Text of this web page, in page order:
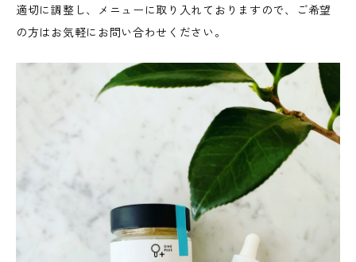
適切に調整し、メニューに取り入れておりますので、ご希望
の方はお気軽にお問い合わせください。